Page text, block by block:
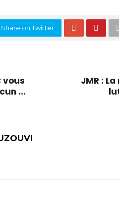
Share on Twitter
vous
...
JMR :